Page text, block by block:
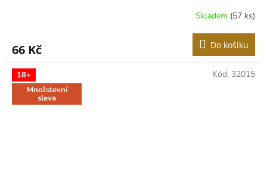
Skladem (57 ks)
66 Kč Do košíku
18+
Množstevní
sleva
Kód: 32015